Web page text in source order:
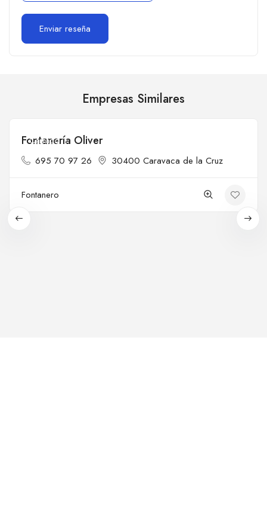
Empresas Similares
Cerrado
Fontanería Oliver
695 70 97 26 30400 Caravaca de la Cruz
Fontanero